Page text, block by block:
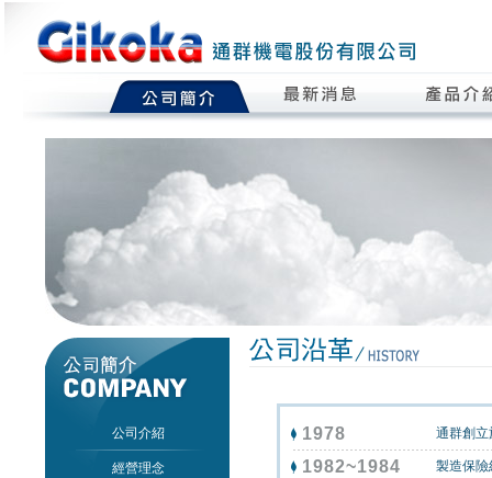
公司介紹
經營理念
1978 通群創立
1982~1984 製造保險